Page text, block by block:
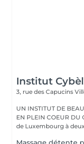
Institut
3, rue des Capucins
UN INSTITUT DE
EN PLEIN COEUR DU CENTRE
de Luxembourg à